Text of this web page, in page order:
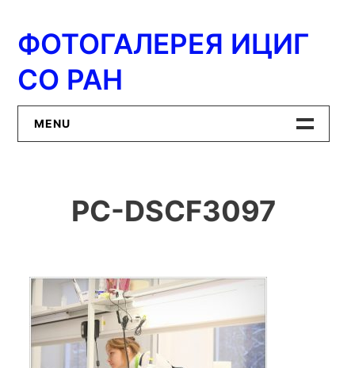
содержимому
ФОТОГАЛЕРЕЯ ИЦИГ
СО РАН
MENU
ИЦиГ СО РАН
PC-DSCF3097